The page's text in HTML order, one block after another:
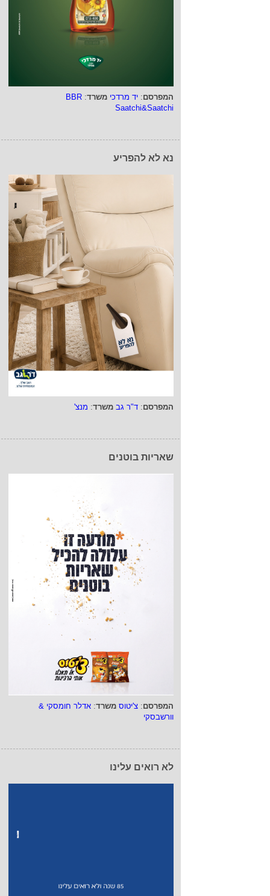
המפרסם: יד מרדכי משרד:
BBR
Saatchi&Saatchi
נא לא להפריע
המפרסם: ד"ר גב משרד: מנצ'
שאריות בוטנים
המפרסם: צ'יטוס משרד: אדלר חומסקי &
וורשבסקי
לא רואים עלינו